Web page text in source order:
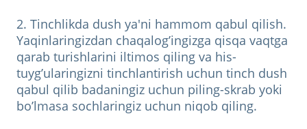
2. Tinchlikda dush ya'ni hammom qabul qilish.
Yaqinlaringizdan chaqalog’ingizga qisqa vaqtga
qarab turishlarini iltimos qiling va his-
tuyg’ularingizni tinchlantirish uchun tinch dush
qabul qilib badaningiz uchun piling-skrab yoki
bo’lmasa sochlaringiz uchun niqob qiling.